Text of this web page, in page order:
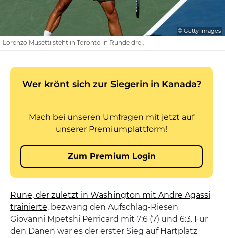
© Getty Images
Lorenzo Musetti steht in Toronto in Runde drei.
Rune, der zuletzt in Washington mit Andre Agassi
trainierte, bezwang den Aufschlag-Riesen
Giovanni Mpetshi Perricard mit 7:6 (7) und 6:3. Für
den Dänen war es der erster Sieg auf Hartplatz